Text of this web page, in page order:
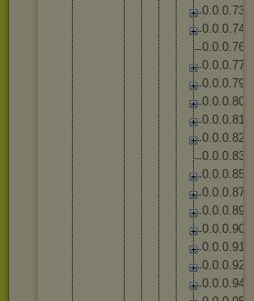
0.0.0.73
0.0.0.74
0.0.0.76
0.0.0.77
0.0.0.79
0.0.0.80
0.0.0.81
0.0.0.82
0.0.0.83
0.0.0.85
0.0.0.87
0.0.0.89
0.0.0.90
0.0.0.91
0.0.0.92
0.0.0.94